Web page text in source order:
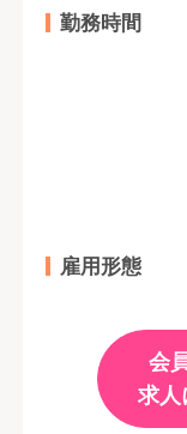
勤務時間
雇用形態
会
求人